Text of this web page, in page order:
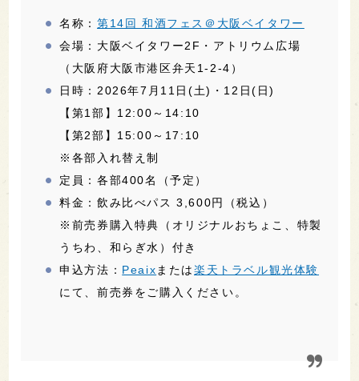
名称：第14回 和酒フェス＠大阪ベイタワー
会場：大阪ベイタワー2F・アトリウム広場
（大阪府大阪市港区弁天1-2-4）
日時：2026年7月11日(土)・12日(日)
【第1部】12:00～14:10
【第2部】15:00～17:10
※各部入れ替え制
定員：各部400名（予定）
料金：飲み比べパス 3,600円（税込）
※前売券購入特典（オリジナルおちょこ、特製
うちわ、和らぎ水）付き
申込方法： Peaixまたは楽天トラベル観光体験
にて、前売券をご購入ください。